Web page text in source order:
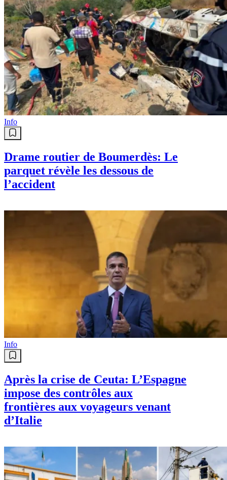
Info
Drame routier de Boumerdès: Le
parquet révèle les dessous de
l’accident
Info
Après la crise de Ceuta: L’Espagne
impose des contrôles aux
frontières aux voyageurs venant
d’Italie